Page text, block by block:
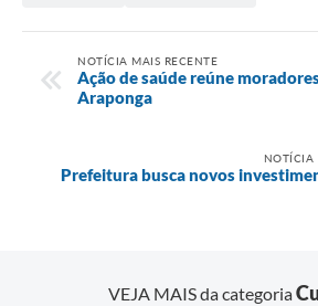
NOTÍCIA MAIS RECENTE
Ação de saúde reúne
Araponga
NOTÍCIA
Prefeitura busca novos
VEJA MAIS da categoria